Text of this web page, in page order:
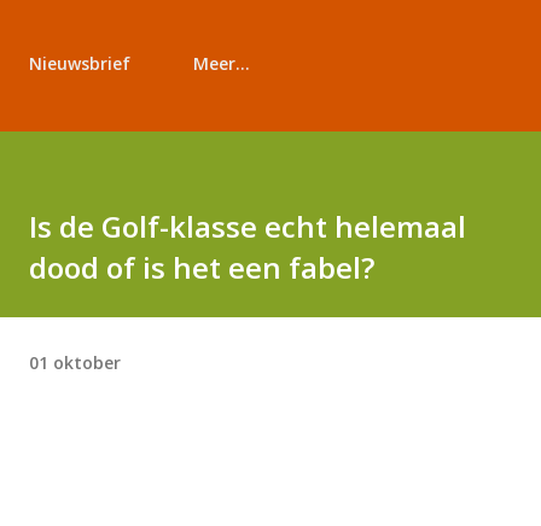
Nieuwsbrief Meer…
Is de Golf-klasse echt helemaal
dood of is het een fabel?
01 oktober